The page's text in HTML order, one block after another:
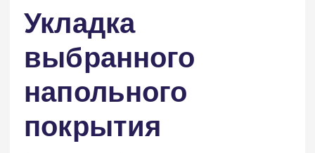
Укладка
выбранного
напольного
покрытия